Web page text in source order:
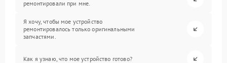
ремонтировали при мне.
Я хочу, чтобы мое устройство
ремонтировалось только оригинальными
запчастями.
Как я узнаю, что мое устройство готово?